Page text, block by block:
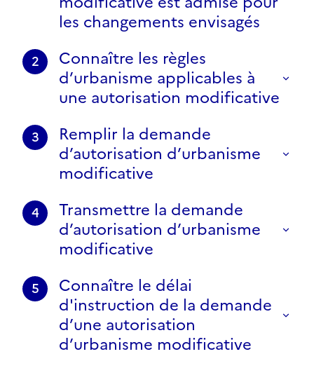
les changements envisagés
2
Connaître les règles
d’urbanisme applicables à
une autorisation modificative
3
Remplir la demande
d’autorisation d’urbanisme
modificative
4
Transmettre la demande
d’autorisation d’urbanisme
modificative
5
Connaître le délai
d'instruction de la demande
d’une autorisation
d’urbanisme modificative